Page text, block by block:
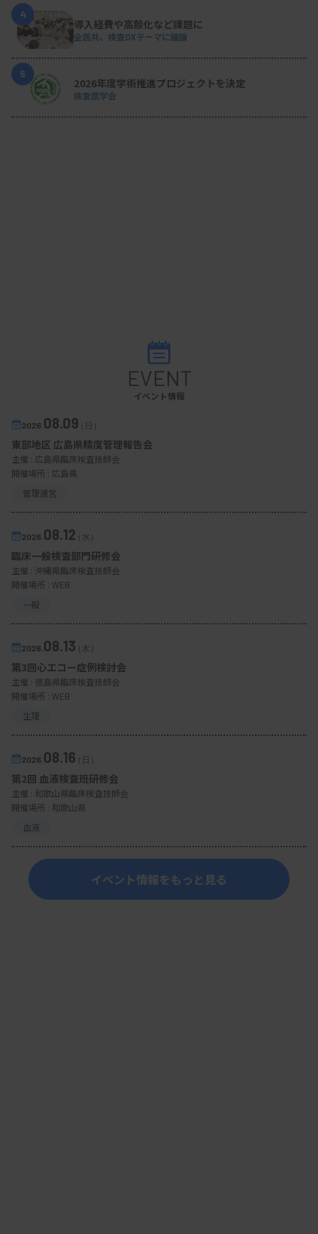
4
導入経費や高齢化など課題に
全医共、検査DXテーマに議論
5
2026年度学術推進プロジェクトを決定
検査医学会
EVENT
イベント情報
2026. 08.09（日）
東部地区 広島県精度管理報告会
主催 : 広島県臨床検査技師会
開催場所 : 広島県
管理運営
2026. 08.12（水）
臨床一般検査部門研修会
主催 : 沖縄県臨床検査技師会
開催場所 : WEB
一般
2026. 08.13（木）
第3回心エコー症例検討会
主催 : 徳島県臨床検査技師会
開催場所 : WEB
生理
2026. 08.16（日）
第2回 血液検査班研修会
主催 : 和歌山県臨床検査技師会
開催場所 : 和歌山県
血液
イベント情報をもっと見る